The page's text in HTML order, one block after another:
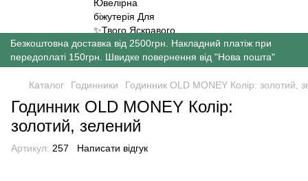
Безкоштовна доставка від 2500грн. Накладний платіж при
передоплаті 150грн. Швидке повернення від "Нова пошта"
Каталог Годинники Годинник OLD MONEY Колір: золотий,
Годинник OLD MONEY Колір:
золотий, зелений
Артикул: 257 Написати відгук